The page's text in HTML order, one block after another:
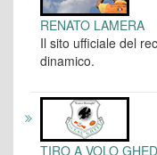
RENATO LAMERA
Il sito ufficiale del
dinamico.
TIRO A VOLO